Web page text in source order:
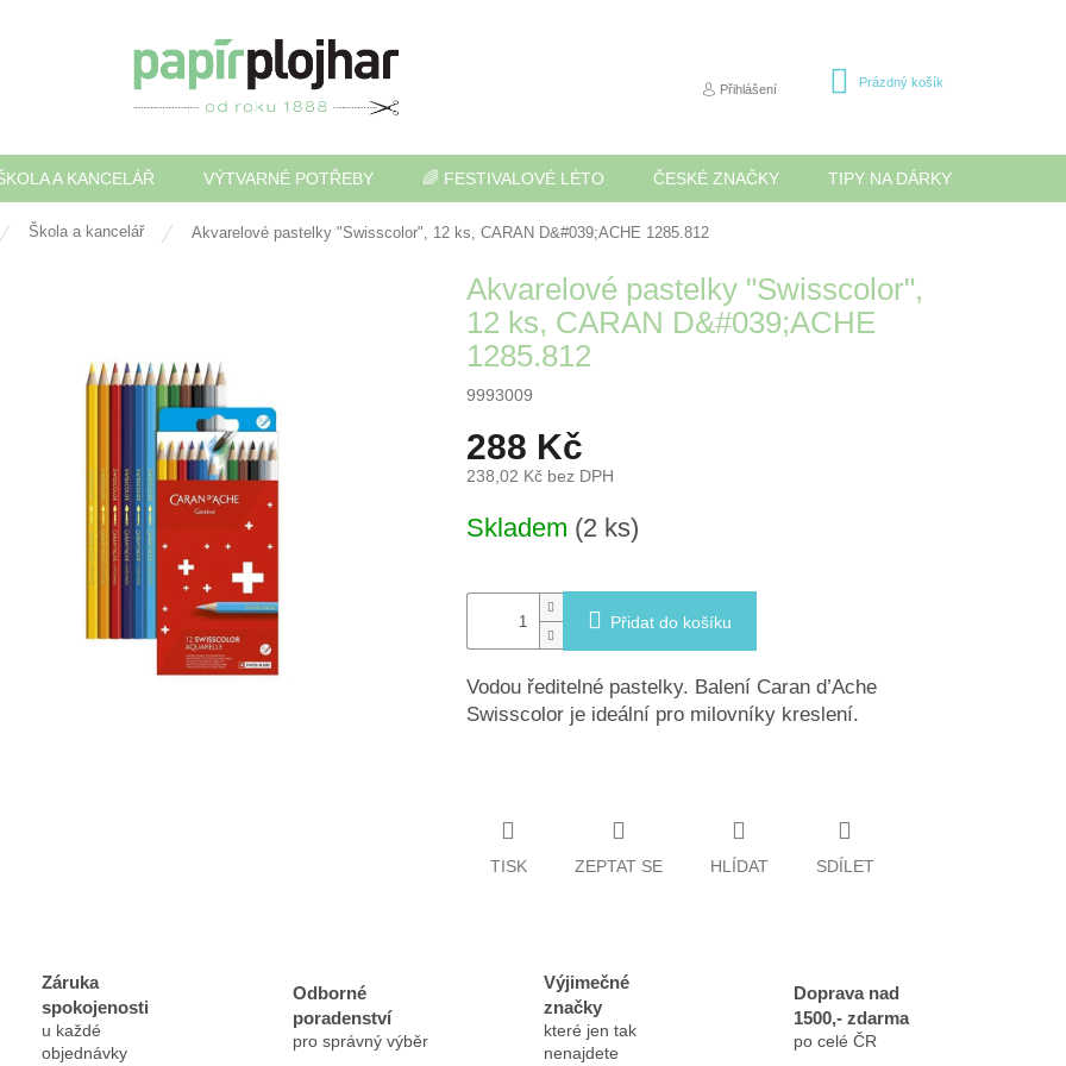
Přihlášení
NÁKUPNÍ
Prázdný košík
A KANCELÁŘ VÝTVARNÉ POTŘEBY 🌈 FESTIVALOVÉ LÉTO ČESKÉ ZNAČKY TIPY NA DÁRKY
Škola a kancelář Akvarelové pastelky "Swisscolor", 12 ks, CARAN D&#039;ACHE 1285.812
Akvarelové pastelky "Swisscolor",
12 ks, CARAN D&#039;ACHE
1285.812
9993009
288 Kč
238,02 Kč bez DPH
cena:
Skladem (2 ks)
Přidat do košíku
Vodou ředitelné pastelky. Balení Caran d’Ache
Swisscolor je ideální pro milovníky kreslení.
TISK ZEPTAT SE HLÍDAT SDÍLET
Záruka
spokojenosti
u každé
objednávky
Odborné
poradenství
pro správný výběr
Výjimečné
značky
které jen tak
nenajdete
Doprava nad
1500,- zdarma
po celé ČR